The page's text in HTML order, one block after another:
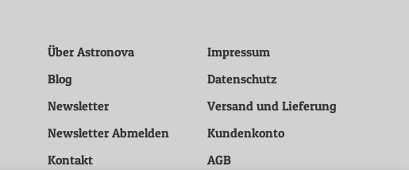
Über Astronova
Blog
Newsletter
Newsletter Abmelden
Kontakt
Impressum
Datenschutz
Versand und Lieferung
Kundenkonto
AGB